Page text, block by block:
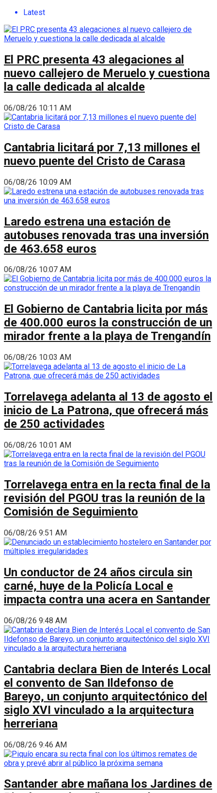
Latest
El PRC presenta 43 alegaciones al
nuevo callejero de Meruelo y cuestiona
la calle dedicada al alcalde
06/08/26 10:11 AM
Cantabria licitará por 7,13 millones el
nuevo puente del Cristo de Carasa
06/08/26 10:09 AM
Laredo estrena una estación de
autobuses renovada tras una inversión
de 463.658 euros
06/08/26 10:07 AM
El Gobierno de Cantabria licita por más
de 400.000 euros la construcción de un
mirador frente a la playa de Trengandín
06/08/26 10:03 AM
Torrelavega adelanta al 13 de agosto el
inicio de La Patrona, que ofrecerá más
de 250 actividades
06/08/26 10:01 AM
Torrelavega entra en la recta final de la
revisión del PGOU tras la reunión de la
Comisión de Seguimiento
06/08/26 9:51 AM
Un conductor de 24 años circula sin
carné, huye de la Policía Local e
impacta contra una acera en Santander
06/08/26 9:48 AM
Cantabria declara Bien de Interés Local
el convento de San Ildefonso de
Bareyo, un conjunto arquitectónico del
siglo XVI vinculado a la arquitectura
herreriana
06/08/26 9:46 AM
Santander abre mañana los Jardines de